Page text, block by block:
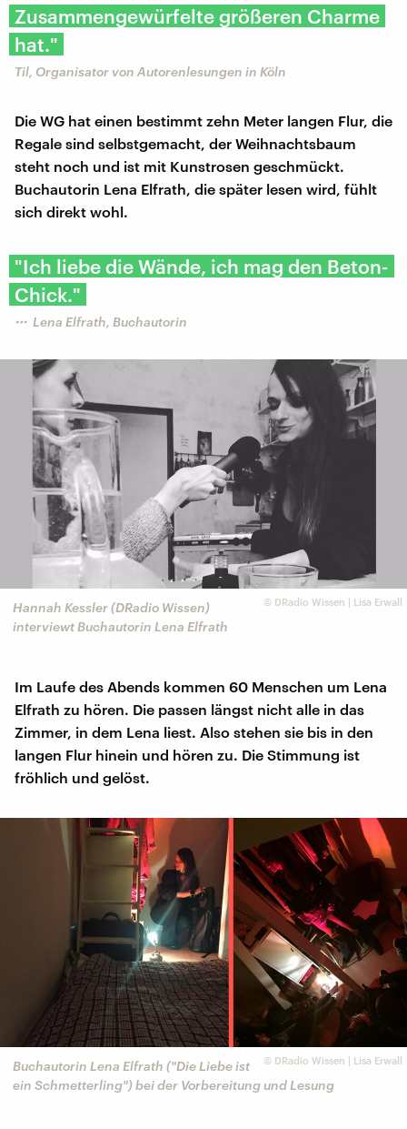
Zusammengewürfelte größeren Charme
hat."
Til, Organisator von Autorenlesungen in Köln
Die WG hat einen bestimmt zehn Meter langen Flur, die
Regale sind selbstgemacht, der Weihnachtsbaum
steht noch und ist mit Kunstrosen geschmückt.
Buchautorin Lena Elfrath, die später lesen wird, fühlt
sich direkt wohl.
"Ich liebe die Wände, ich mag den Beton-
Chick."
Lena Elfrath, Buchautorin
© DRadio Wissen | Lisa Erwall
Hannah Kessler (DRadio Wissen)
interviewt Buchautorin Lena Elfrath
Im Laufe des Abends kommen 60 Menschen um Lena
Elfrath zu hören. Die passen längst nicht alle in das
Zimmer, in dem Lena liest. Also stehen sie bis in den
langen Flur hinein und hören zu. Die Stimmung ist
fröhlich und gelöst.
© DRadio Wissen | Lisa Erwall
Buchautorin Lena Elfrath ("Die Liebe ist
ein Schmetterling") bei der Vorbereitung und Lesung